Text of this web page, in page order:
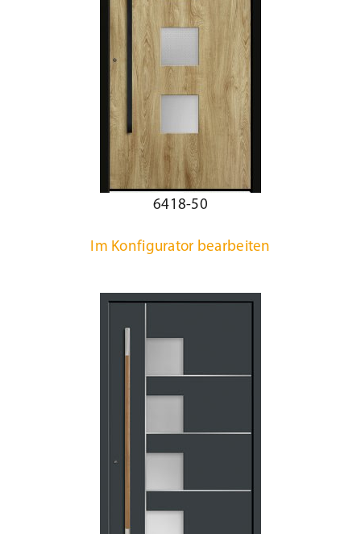
6418-50
Im Konfigurator bearbeiten